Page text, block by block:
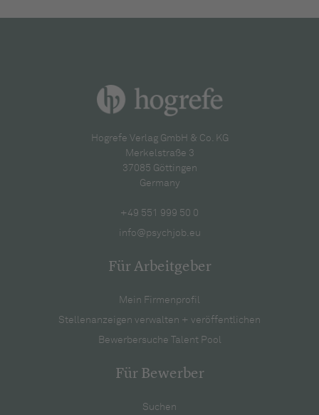
Hogrefe Verlag GmbH & Co. KG
Merkelstraße 3
37085 Göttingen
Germany
+49 551 999 50 0
info@psychjob.eu
Für Arbeitgeber
Mein Firmenprofil
Stellenanzeigen verwalten + veröffentlichen
Bewerbersuche Talent Pool
Für Bewerber
Suchen